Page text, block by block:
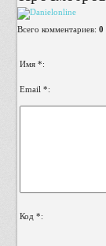
Всего комментариев: 0
Имя *:
Email *:
Код *: